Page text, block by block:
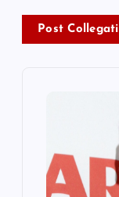
v
Post Collegati